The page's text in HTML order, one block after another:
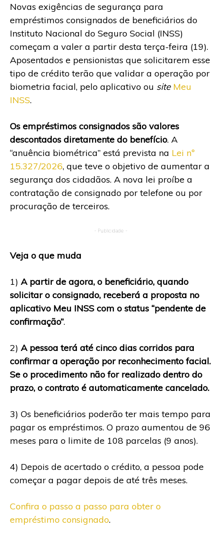
Novas exigências de segurança para
empréstimos consignados de beneficiários do
Instituto Nacional do Seguro Social (INSS)
começam a valer a partir desta terça-feira (19).
Aposentados e pensionistas que solicitarem esse
tipo de crédito terão que validar a operação por
biometria facial, pelo aplicativo ou site Meu
INSS.
Os empréstimos consignados são valores
descontados diretamente do benefício. A
“anuência biométrica” está prevista na Lei nº
15.327/2026, que teve o objetivo de aumentar a
segurança dos cidadãos. A nova lei proíbe a
contratação de consignado por telefone ou por
procuração de terceiros.
- Publicidade -
Veja o que muda
1) A partir de agora, o beneficiário, quando
solicitar o consignado, receberá a proposta no
aplicativo Meu INSS com o status “pendente de
confirmação”.
2) A pessoa terá até cinco dias corridos para
confirmar a operação por reconhecimento facial.
Se o procedimento não for realizado dentro do
prazo, o contrato é automaticamente cancelado.
3) Os beneficiários poderão ter mais tempo para
pagar os empréstimos. O prazo aumentou de 96
meses para o limite de 108 parcelas (9 anos).
4) Depois de acertado o crédito, a pessoa pode
começar a pagar depois de até três meses.
Confira o passo a passo para obter o
empréstimo consignado.